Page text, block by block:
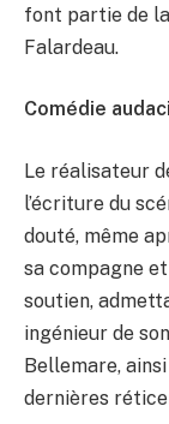
font partie de
Falardeau.
Comédie
Le réalisateur
l’écriture du
douté, même
sa compagne
soutien,
ingénieur de
Bellemare,
dernières